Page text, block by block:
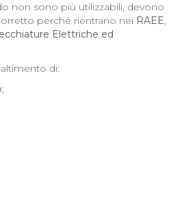
non sono più utilizzabili, devono
perché rientrano nei RAEE,
Elettriche ed
di:
;